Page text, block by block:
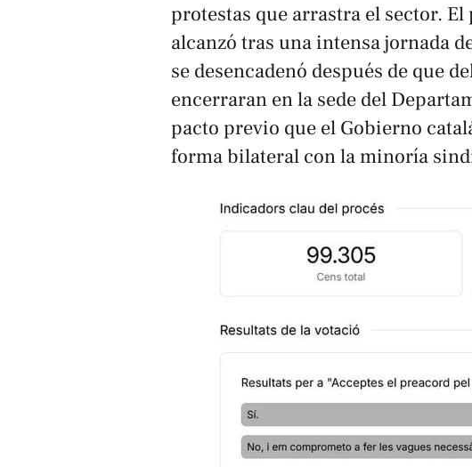
protestas que arrastra el sector.
alcanzó tras una intensa jornada
se desencadenó después de que
encerraran en la sede del
pacto previo que el Gobierno
forma bilateral con la minoría